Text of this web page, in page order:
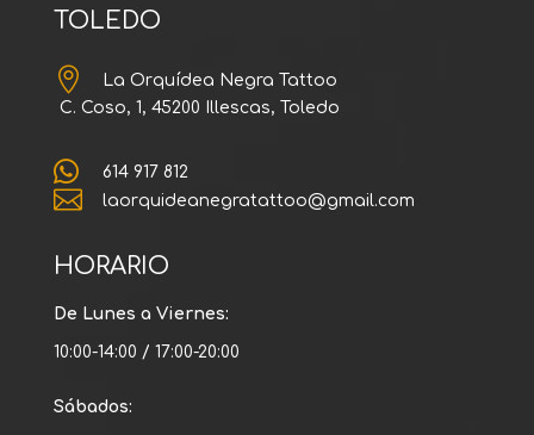
TOLEDO

La Orquídea Negra Tattoo
C. Coso, 1, 45200 Illescas, Toledo
 614 917 812
 laorquideanegratattoo@gmail.com
HORARIO
De Lunes a Viernes:
10:00-14:00 / 17:00-20:00
Sábados: